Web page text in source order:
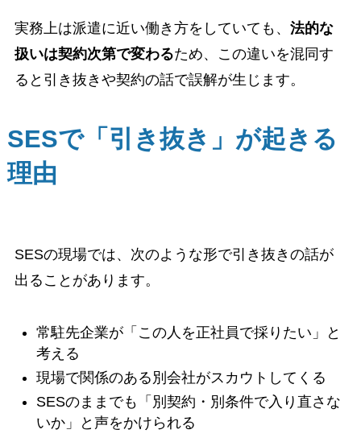
実務上は派遣に近い働き方をしていても、 法的な
扱いは契約次第で変わるため、この違いを混同す
ると引き抜きや契約の話で誤解が生じます。
SESで「引き抜き」が起きる
理由
SESの現場では、次のような形で引き抜きの話が
出ることがあります。
常駐先企業が「この人を正社員で採りたい」と
考える
現場で関係のある別会社がスカウトしてくる
SESのままでも「別契約・別条件で入り直さな
いか」と声をかけられる